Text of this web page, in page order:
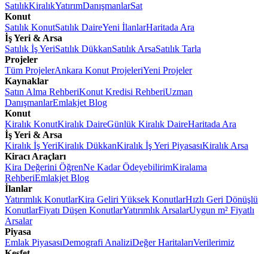
SatılıkKiralıkYatırımDanışmanlarSat
Konut
Satılık KonutSatılık DaireYeni İlanlarHaritada Ara
İş Yeri & Arsa
Satılık İş YeriSatılık DükkanSatılık ArsaSatılık Tarla
Projeler
Tüm ProjelerAnkara Konut ProjeleriYeni Projeler
Kaynaklar
Satın Alma RehberiKonut Kredisi RehberiUzman
DanışmanlarEmlakjet Blog
Konut
Kiralık KonutKiralık DaireGünlük Kiralık DaireHaritada Ara
İş Yeri & Arsa
Kiralık İş YeriKiralık DükkanKiralık İş Yeri PiyasasıKiralık Arsa
Kiracı Araçları
Kira Değerini ÖğrenNe Kadar ÖdeyebilirimKiralama
RehberiEmlakjet Blog
İlanlar
Yatırımlık KonutlarKira Geliri Yüksek KonutlarHızlı Geri Dönüşlü
KonutlarFiyatı Düşen KonutlarYatırımlık ArsalarUygun m² Fiyatlı
Arsalar
Piyasa
Emlak PiyasasıDemografi AnaliziDeğer HaritalarıVerilerimiz